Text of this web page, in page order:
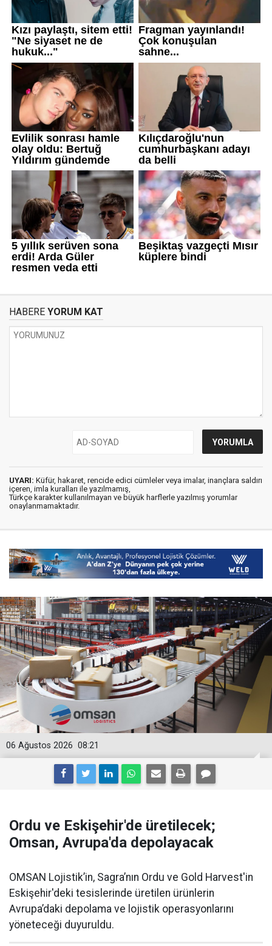
HABERE YORUM KAT
UYARI: Küfür, hakaret, rencide edici cümleler veya imalar, inançlara saldırı
içeren, imla kuralları ile yazılmamış,
Türkçe karakter kullanılmayan ve büyük harflerle yazılmış yorumlar
onaylanmamaktadır.
08:21
06 Ağustos 2026
Ordu ve Eskişehir'de üretilecek;
Omsan, Avrupa'da depolayacak
OMSAN Lojistik’in, Sagra’nın Ordu ve Gold Harvest'in
Eskişehir'deki tesislerinde üretilen ürünlerin
Avrupa’daki depolama ve lojistik operasyonlarını
yöneteceği duyuruldu.